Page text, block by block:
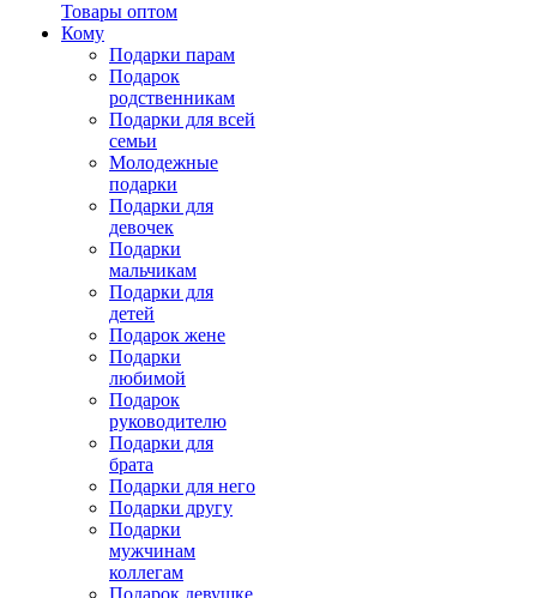
Товары оптом
Кому
Подарки парам
Подарок
родственникам
Подарки для всей
семьи
Молодежные
подарки
Подарки для
девочек
Подарки
мальчикам
Подарки для
детей
Подарок жене
Подарки
любимой
Подарок
руководителю
Подарки для
брата
Подарки для него
Подарки другу
Подарки
мужчинам
коллегам
Подарок девушке